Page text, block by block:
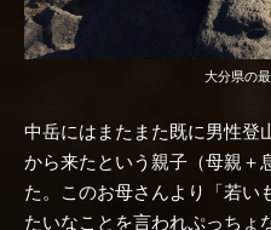
大分県の
中岳にはまたまた既に男性登
から来たという親子（母親＋
た。このお母さんより「若い
たいなことを言われぷっちょ